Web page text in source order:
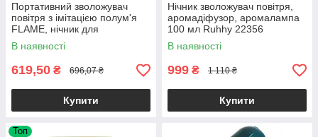
Портативний зволожувач
повітря з імітацією полум'я
FLAME, нічник для
дому,Зволожувач нічник,180
мл Ruhhy
В наявності
619,50 ₴ 696,07 ₴
Купити
Нічник зволожувач повітря,
аромадіфузор, аромалампа
100 мл Ruhhy 22356
В наявності
999 ₴ 1 110 ₴
Купити
Топ